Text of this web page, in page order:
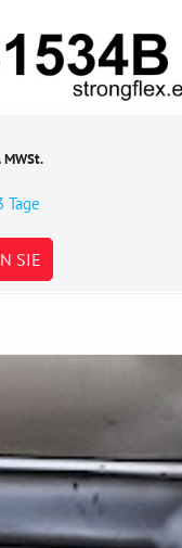
Tage
SIE